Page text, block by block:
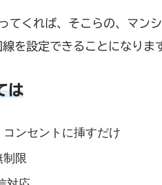
てくれば、そこらの、マン
を設定できることになりま
は
コンセントに挿すだけ
制限